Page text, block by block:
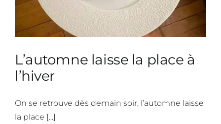
L’automne laisse la place à
l’hiver
On se retrouve dès demain soir, l’automne laisse
la place [...]